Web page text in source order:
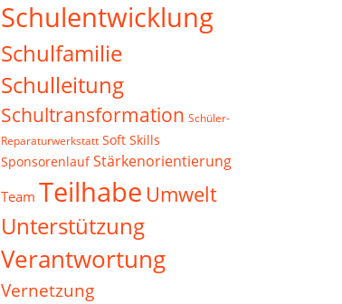
Schulentwicklung
Schulfamilie
Schulleitung
Schultransformation Schüler-
Reparaturwerkstatt Soft Skills
Sponsorenlauf Stärkenorientierung
Team Teilhabe Umwelt
Unterstützung
Verantwortung
Vernetzung